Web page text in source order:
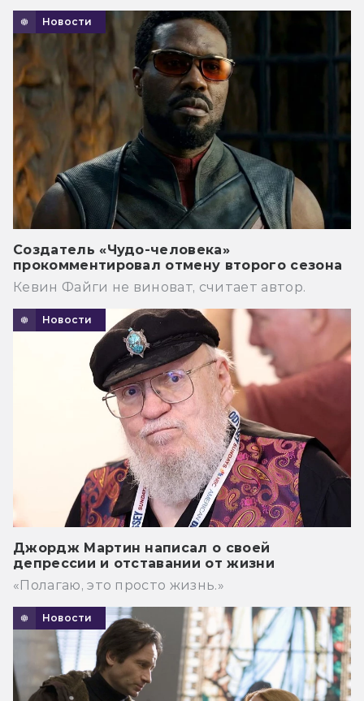
Новости
Создатель «Чудо-человека»
прокомментировал отмену второго сезона
Кевин Файги не виноват, считает автор.
Новости
Джордж Мартин написал о своей
депрессии и отставании от жизни
«Полагаю, это просто жизнь.»
Новости